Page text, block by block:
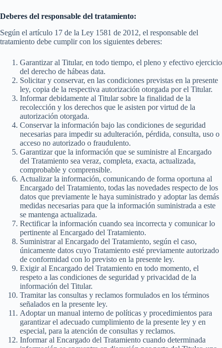
Deberes del responsable del tratamiento:
Según el artículo 17 de la Ley 1581 de 2012, el responsable del
tratamiento debe cumplir con los siguientes deberes:
Garantizar al Titular, en todo tiempo, el pleno y efectivo ejercicio
del derecho de hábeas data.
Solicitar y conservar, en las condiciones previstas en la presente
ley, copia de la respectiva autorización otorgada por el Titular.
Informar debidamente al Titular sobre la finalidad de la
recolección y los derechos que le asisten por virtud de la
autorización otorgada.
Conservar la información bajo las condiciones de seguridad
necesarias para impedir su adulteración, pérdida, consulta, uso o
acceso no autorizado o fraudulento.
Garantizar que la información que se suministre al Encargado
del Tratamiento sea veraz, completa, exacta, actualizada,
comprobable y comprensible.
Actualizar la información, comunicando de forma oportuna al
Encargado del Tratamiento, todas las novedades respecto de los
datos que previamente le haya suministrado y adoptar las demás
medidas necesarias para que la información suministrada a este
se mantenga actualizada.
Rectificar la información cuando sea incorrecta y comunicar lo
pertinente al Encargado del Tratamiento.
Suministrar al Encargado del Tratamiento, según el caso,
únicamente datos cuyo Tratamiento esté previamente autorizado
de conformidad con lo previsto en la presente ley.
Exigir al Encargado del Tratamiento en todo momento, el
respeto a las condiciones de seguridad y privacidad de la
información del Titular.
Tramitar las consultas y reclamos formulados en los términos
señalados en la presente ley.
Adoptar un manual interno de políticas y procedimientos para
garantizar el adecuado cumplimiento de la presente ley y en
especial, para la atención de consultas y reclamos.
Informar al Encargado del Tratamiento cuando determinada